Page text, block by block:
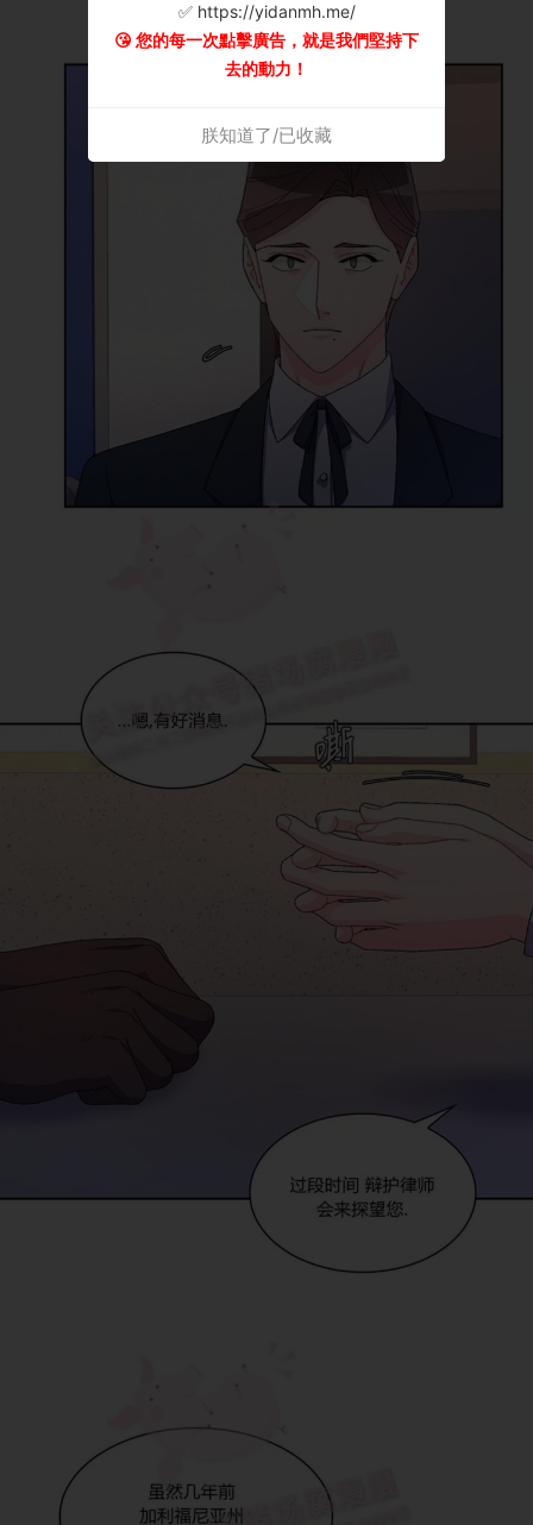
✅ https://yidanmh.me/
😘 您的每一次點擊廣告，就是我們堅持下
去的動力！
朕知道了/已收藏